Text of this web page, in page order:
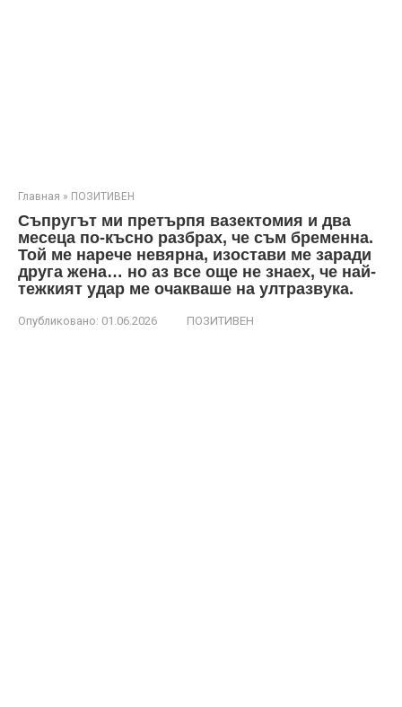
Главная » ПОЗИТИВЕН
Съпругът ми претърпя вазектомия и два
месеца по-късно разбрах, че съм бременна.
Той ме нарече невярна, изостави ме заради
друга жена… но аз все още не знаех, че най-
тежкият удар ме очакваше на ултразвука.
Опубликовано: 01.06.2026 ПОЗИТИВЕН